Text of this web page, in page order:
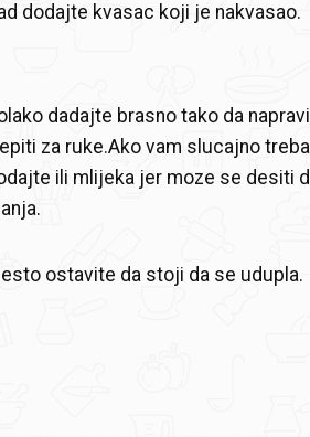
dodajte kvasac koji je nakvasao.
dadajte brasno tako da
za ruke.Ako vam slucajno
ili mlijeka jer moze se desiti
ostavite da stoji da se udupla.